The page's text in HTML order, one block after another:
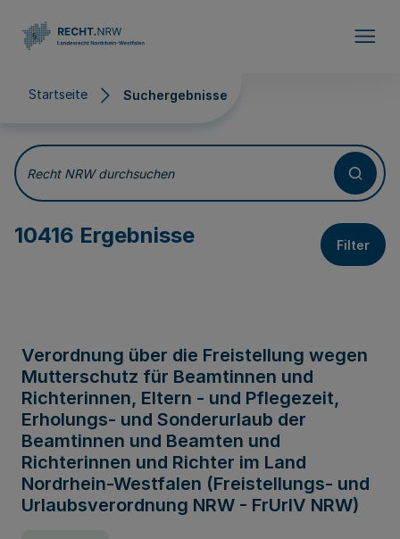
Startseite Suchergebnisse
Suchergebnisse
Recht NRW durchsuchen
10416 Ergebnisse Filter
Verordnung über die Freistellung wegen
Mutterschutz für Beamtinnen und
Richterinnen, Eltern - und Pflegezeit,
Erholungs- und Sonderurlaub der
Beamtinnen und Beamten und
Richterinnen und Richter im Land
Nordrhein-Westfalen (Freistellungs- und
Urlaubsverordnung NRW - FrUrlV NRW)